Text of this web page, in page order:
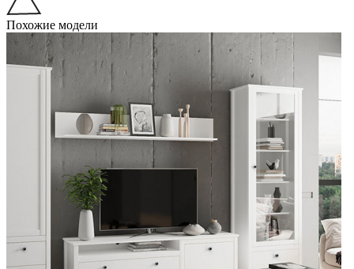
Похожие модели